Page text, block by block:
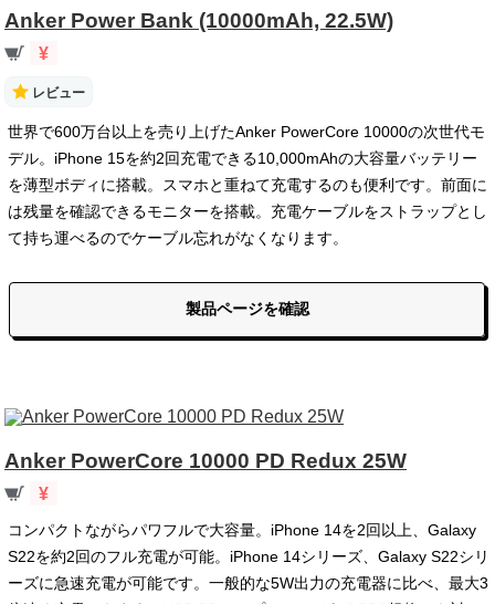
Anker Power Bank (10000mAh, 22.5W)
¥
レビュー
世界で600万台以上を売り上げたAnker PowerCore 10000の次世代モ
デル。iPhone 15を約2回充電できる10,000mAhの大容量バッテリー
を薄型ボディに搭載。スマホと重ねて充電するのも便利です。前面に
は残量を確認できるモニターを搭載。充電ケーブルをストラップとし
て持ち運べるのでケーブル忘れがなくなります。
製品ページを確認
Anker PowerCore 10000 PD Redux 25W
¥
コンパクトながらパワフルで大容量。iPhone 14を2回以上、Galaxy
S22を約2回のフル充電が可能。iPhone 14シリーズ、Galaxy S22シリ
ーズに急速充電が可能です。一般的な5W出力の充電器に比べ、最大3